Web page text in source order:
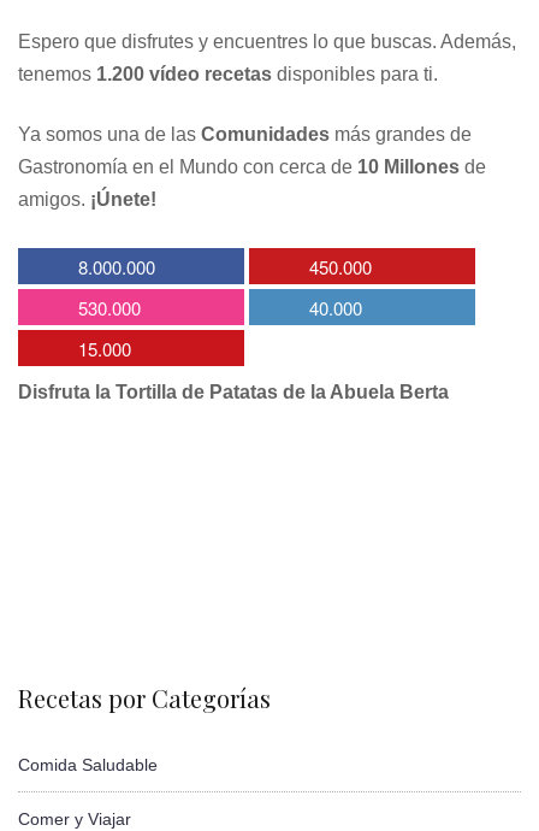
Espero que disfrutes y encuentres lo que buscas. Además,
tenemos 1.200 vídeo recetas disponibles para ti.
Ya somos una de las Comunidades más grandes de
Gastronomía en el Mundo con cerca de 10 Millones de
amigos. ¡Únete!
8.000.000
450.000
530.000
40.000
15.000
Disfruta la Tortilla de Patatas de la Abuela Berta
Recetas por Categorías
Comida Saludable
Comer y Viajar